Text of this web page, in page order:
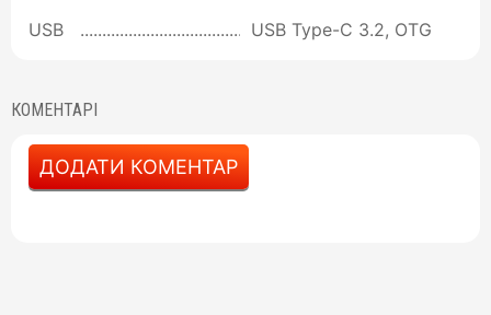
USB
USB Type-C 3.2, OTG
КОМЕНТАРІ
ДОДАТИ КОМЕНТАР